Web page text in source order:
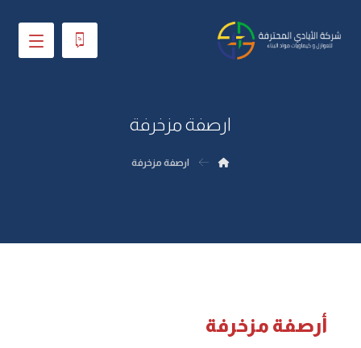
ارصفة مزخرفة
ارصفة مزخرفة
أرصفة مزخرفة